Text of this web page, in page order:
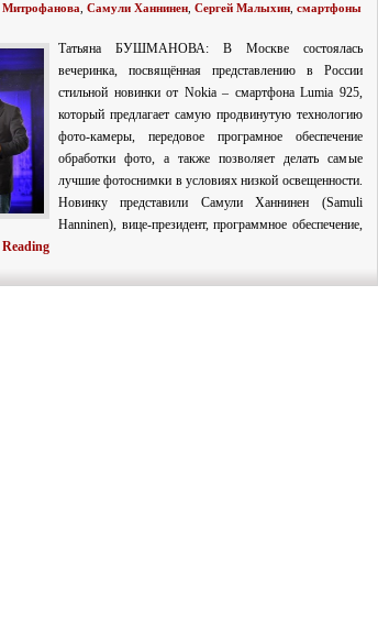
Митрофанова Самули Ханнинен Сергей Малыхин смартфоны
Татьяна БУШМАНОВА: В Москве состоялась
вечеринка, посвящённая представлению в России
стильной новинки от Nokia – смартфона Lumia 925,
который предлагает самую продвинутую технологию
фото-камеры, передовое програмное обеспечение
обработки фото, а также позволяет делать самые
лучшие фотоснимки в условиях низкой освещенности.
Новинку представили Самули Ханнинен (Samuli
Hanninen), вице-президент, программное обеспечение,